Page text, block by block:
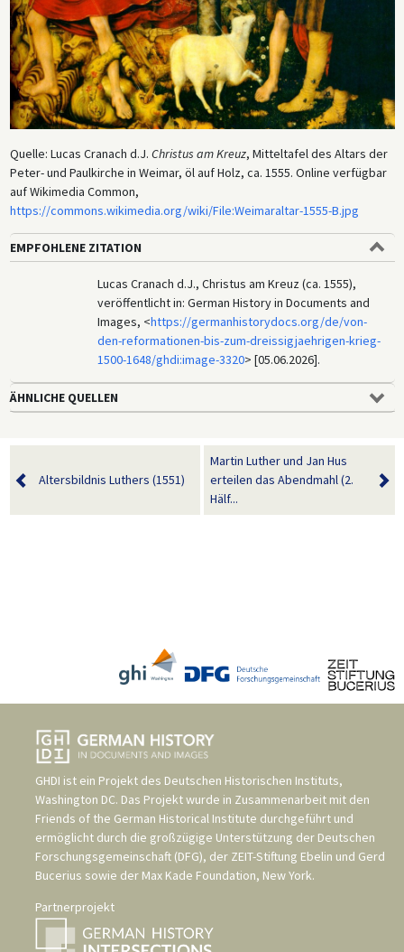
Quelle: Lucas Cranach d.J. Christus am Kreuz, Mitteltafel des Altars der
Peter- und Paulkirche in Weimar, öl auf Holz, ca. 1555. Online verfügbar
auf Wikimedia Common,
https://commons.wikimedia.org/wiki/File:Weimaraltar-1555-B.jpg
EMPFOHLENE ZITATION
Lucas Cranach d.J., Christus am Kreuz (ca. 1555),
veröffentlicht in: German History in Documents and
Images, <https://germanhistorydocs.org/de/von-
den-reformationen-bis-zum-dreissigjaehrigen-krieg-
1500-1648/ghdi:image-3320> [05.06.2026].
ÄHNLICHE QUELLEN
Altersbildnis Luthers (1551)
Martin Luther und Jan Hus
erteilen das Abendmahl (2.
Hälf...
GHDI ist ein Projekt des Deutschen Historischen Instituts,
Washington DC. Das Projekt wurde in Zusammenarbeit mit den
Friends of the German Historical Institute durchgeführt und
ermöglicht durch die großzügige Unterstützung der Deutschen
Forschungsgemeinschaft (DFG), der ZEIT-Stiftung Ebelin und Gerd
Bucerius sowie der Max Kade Foundation, New York.
Partnerprojekt